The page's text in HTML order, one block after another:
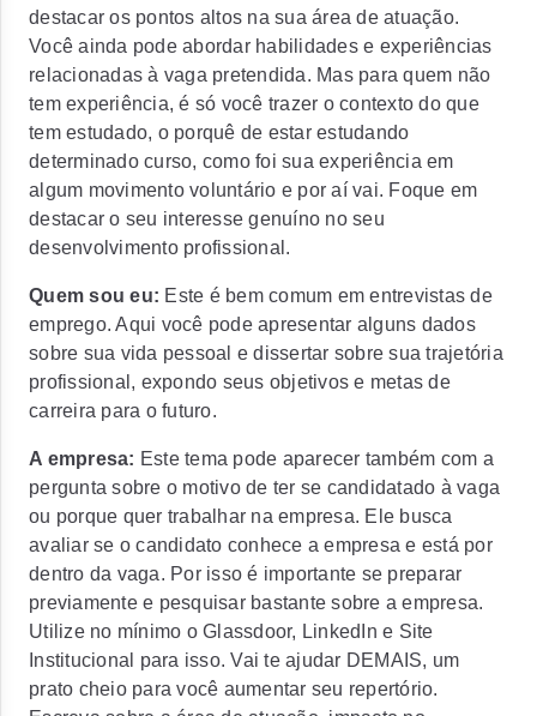
destacar os pontos altos na sua área de atuação.
Você ainda pode abordar habilidades e experiências
relacionadas à vaga pretendida. Mas para quem não
tem experiência, é só você trazer o contexto do que
tem estudado, o porquê de estar estudando
determinado curso, como foi sua experiência em
algum movimento voluntário e por aí vai. Foque em
destacar o seu interesse genuíno no seu
desenvolvimento profissional.
Quem sou eu: Este é bem comum em entrevistas de
emprego. Aqui você pode apresentar alguns dados
sobre sua vida pessoal e dissertar sobre sua trajetória
profissional, expondo seus objetivos e metas de
carreira para o futuro.
A empresa: Este tema pode aparecer também com a
pergunta sobre o motivo de ter se candidatado à vaga
ou porque quer trabalhar na empresa. Ele busca
avaliar se o candidato conhece a empresa e está por
dentro da vaga. Por isso é importante se preparar
previamente e pesquisar bastante sobre a empresa.
Utilize no mínimo o Glassdoor, LinkedIn e Site
Institucional para isso. Vai te ajudar DEMAIS, um
prato cheio para você aumentar seu repertório.